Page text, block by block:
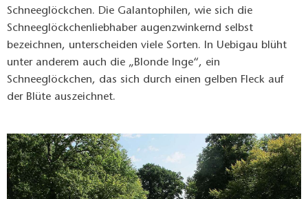
Schneeglöckchen. Die Galantophilen, wie sich die
Schneeglöckchenliebhaber augenzwinkernd selbst
bezeichnen, unterscheiden viele Sorten. In Uebigau blüht
unter anderem auch die „Blonde Inge“, ein
Schneeglöckchen, das sich durch einen gelben Fleck auf
der Blüte auszeichnet.